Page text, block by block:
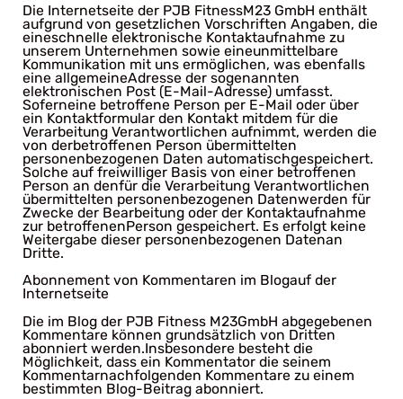
Die Internetseite der PJB FitnessM23 GmbH enthält
aufgrund von gesetzlichen Vorschriften Angaben, die
eineschnelle elektronische Kontaktaufnahme zu
unserem Unternehmen sowie eineunmittelbare
Kommunikation mit uns ermöglichen, was ebenfalls
eine allgemeineAdresse der sogenannten
elektronischen Post (E-Mail-Adresse) umfasst.
Soferneine betroffene Person per E-Mail oder über
ein Kontaktformular den Kontakt mitdem für die
Verarbeitung Verantwortlichen aufnimmt, werden die
von derbetroffenen Person übermittelten
personenbezogenen Daten automatischgespeichert.
Solche auf freiwilliger Basis von einer betroffenen
Person an denfür die Verarbeitung Verantwortlichen
übermittelten personenbezogenen Datenwerden für
Zwecke der Bearbeitung oder der Kontaktaufnahme
zur betroffenenPerson gespeichert. Es erfolgt keine
Weitergabe dieser personenbezogenen Datenan
Dritte.
Abonnement von Kommentaren im Blogauf der
Internetseite
Die im Blog der PJB Fitness M23GmbH abgegebenen
Kommentare können grundsätzlich von Dritten
abonniert werden.Insbesondere besteht die
Möglichkeit, dass ein Kommentator die seinem
Kommentarnachfolgenden Kommentare zu einem
bestimmten Blog-Beitrag abonniert.